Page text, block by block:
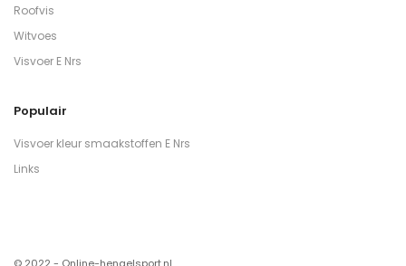
Roofvis
Witvoes
Visvoer E Nrs
Populair
Visvoer kleur smaakstoffen E Nrs
Links